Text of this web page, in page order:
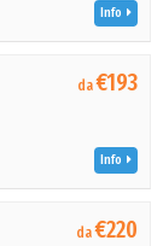
Info
da€193
Info
da€220